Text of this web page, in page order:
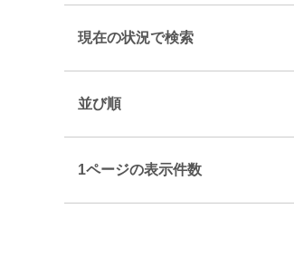
現在の状況で検索
並び順
1ページの表示件数